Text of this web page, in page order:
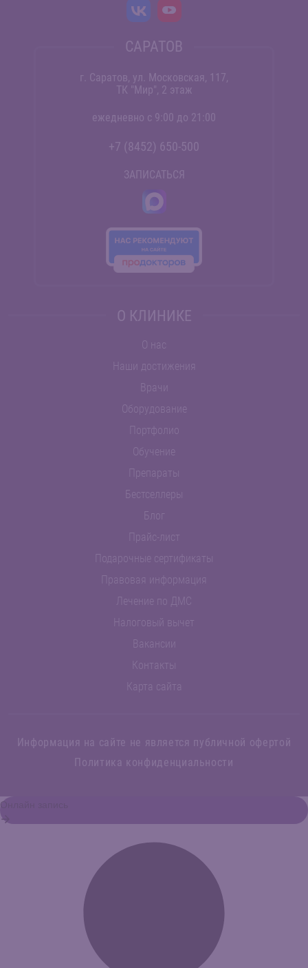
САРАТОВ
г. Саратов, ул. Московская, 117,
ТК "Мир", 2 этаж
ежедневно с 9:00 до 21:00
+7 (8452) 650-500
ЗАПИСАТЬСЯ
О КЛИНИКЕ
О нас
Наши достижения
Врачи
Оборудование
Портфолио
Обучение
Препараты
Бестселлеры
Блог
Прайс-лист
Подарочные сертификаты
Правовая информация
Лечение по ДМС
Налоговый вычет
Вакансии
Контакты
Карта сайта
Информация на сайте не является публичной офертой
Политика конфиденциальности